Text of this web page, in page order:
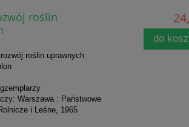
roślin
roślin uprawnych
Warszawa : Państwowe
i Leśne, 1965
do